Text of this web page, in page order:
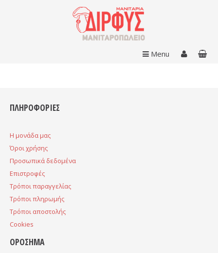
Menu
ΠΛΗΡΟΦΟΡΙΕΣ
H μονάδα μας
Όροι χρήσης
Προσωπικά δεδομένα
Επιστροφές
Τρόποι παραγγελίας
Τρόποι πληρωμής
Τρόποι αποστολής
Cookies
ΟΡΟΣΗΜΑ